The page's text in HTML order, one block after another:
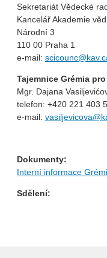
Sekretariát Vědecké
Kancelář Akademie
Národní 3
110 00 Praha 1
e-mail:
Tajemnice Grémia
Mgr. Dajana
telefon: +420 221 403
e-mail:
Dokumenty:
Interní informace
Sdělení: